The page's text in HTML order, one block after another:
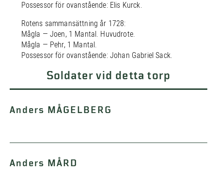
Possessor för ovanstående: Elis Kurck.
Rotens sammansättning år 1728:
Mågla — Joen, 1 Mantal. Huvudrote.
Mågla — Pehr, 1 Mantal.
Possessor för ovanstående: Johan Gabriel Sack.
Soldater vid detta torp
Anders MÅGELBERG
Anders MÅRD